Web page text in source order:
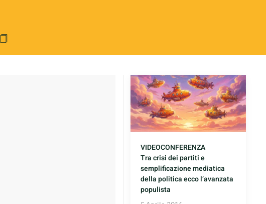
VIDEOCONFERENZA
Tra crisi dei partiti e
semplificazione mediatica
della politica ecco l’avanzata
populista